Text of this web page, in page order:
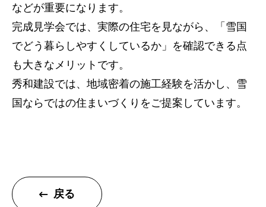
住宅
注文住宅
リフォーム
不動産
などが重要になります。
完成見学会では、実際の住宅を見ながら、「雪国
でどう暮らしやすくしているか」を確認できる点
も大きなメリットです。
秀和建設では、地域密着の施工経験を活かし、雪
国ならではの住まいづくりをご提案しています。
戻る